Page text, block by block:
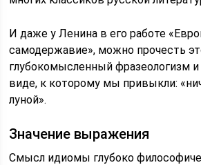
И даже у Ленина в его работе
самодержавие», можно прочесть
глубокомысленный фразеологизм
виде, к которому мы привыкли:
луной».
Значение выражения
Смысл идиомы глубоко